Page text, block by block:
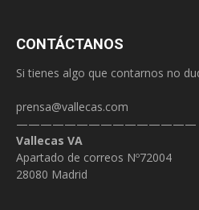
CONTÁCTANOS
Si tienes algo que contarnos no
prensa@vallecas.com
———————————————
Vallecas VA
Apartado de correos Nº72004
28080 Madrid